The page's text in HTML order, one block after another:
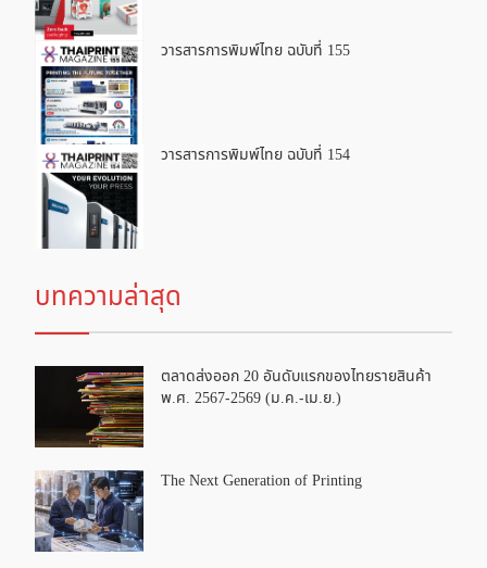
วารสารการพิมพ์ไทย ฉบับที่ 155
วารสารการพิมพ์ไทย ฉบับที่ 154
บทความล่าสุด
ตลาดส่งออก 20 อันดับแรกของไทยรายสินค้า
พ.ศ. 2567-2569 (ม.ค.-เม.ย.)
The Next Generation of Printing